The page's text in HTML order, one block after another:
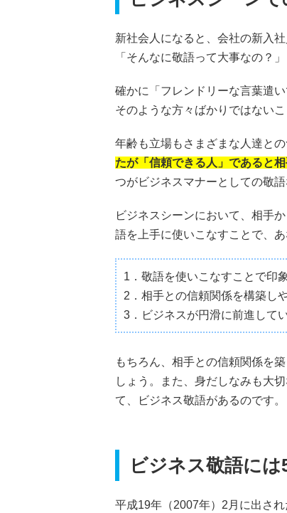
新社会人になると、会社の新入
「そんなに敬語って大事なの？
確かに「フレンドリーな言葉遣
そのような方々ばかりではないこ
年齢も立場もさまざまな人達と
たが「信頼できる人」であると
つがビジネスマナーとしての敬語
ビジネスシーンにおいて、相手
語を上手に使いこなすことで、
1．敬語を使いこなすことで印
2．相手との信頼関係を構築し
3．ビジネスが円滑に前進して
もちろん、相手との信頼関係を
しょう。また、身だしなみも大
て、ビジネス敬語があるのです。
ビジネス敬語に
平成19年（2007年）2月に出さ